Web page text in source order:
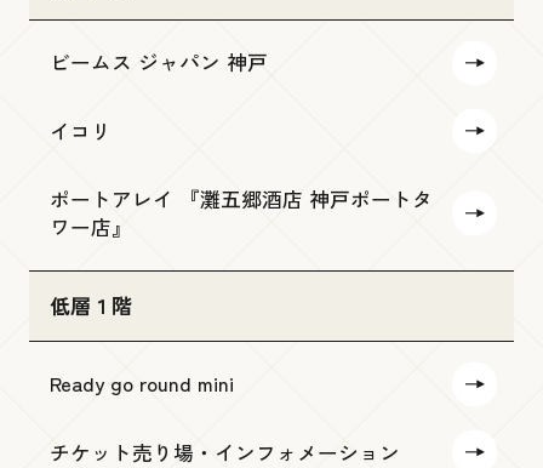
ビームス ジャパン 神戸
イコリ
ポートアレイ 『灘五郷酒店 神戸ポートタ
ワー店』
低層１階
Ready go round mini
チケット売り場・インフォメーション